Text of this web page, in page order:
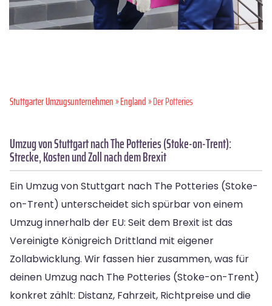
Stuttgarter Umzugsunternehmen»England» Der Potteries
Umzug von Stuttgart nach The Potteries (Stoke-on-Trent):
Strecke, Kosten und Zoll nach dem Brexit
Ein Umzug von Stuttgart nach The Potteries (Stoke-
on-Trent) unterscheidet sich spürbar von einem
Umzug innerhalb der EU: Seit dem Brexit ist das
Vereinigte Königreich Drittland mit eigener
Zollabwicklung. Wir fassen hier zusammen, was für
deinen Umzug nach The Potteries (Stoke-on-Trent)
konkret zählt: Distanz, Fahrzeit, Richtpreise und die